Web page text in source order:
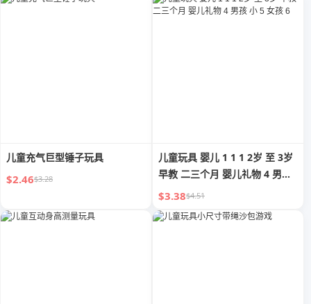
儿童充气巨型锤子玩具
$2.46$3.28
儿童玩具 婴儿 1 1 1 2岁 至 3岁
早教 二三个月 婴儿礼物 4 男孩
小 5 女孩 6
$3.38$4.51